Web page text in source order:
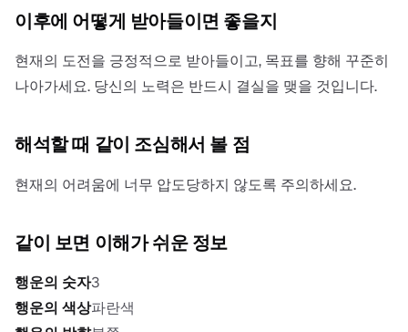
이후에 어떻게 받아들이면 좋을지
현재의 도전을 긍정적으로 받아들이고, 목표를 향해 꾸준히
나아가세요. 당신의 노력은 반드시 결실을 맺을 것입니다.
해석할 때 같이 조심해서 볼 점
현재의 어려움에 너무 압도당하지 않도록 주의하세요.
같이 보면 이해가 쉬운 정보
행운의 숫자3
행운의 색상파란색